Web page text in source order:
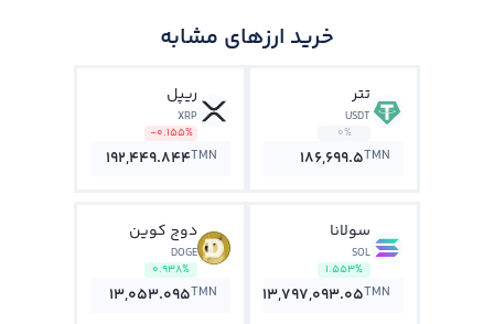
خرید ارزهای مشابه
تتر
USDT
0%
186,699.5TMN
ریپل
XRP
-0.155%
192,449.844TMN
سولانا
SOL
1.553%
13,797,093.05TMN
دوج کوین
DOGE
0.938%
13,053.095TMN